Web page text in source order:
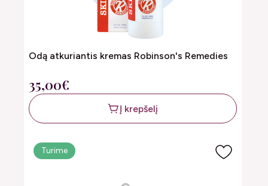
Odą atkuriantis kremas Robinson's Remedies
35,00€
Į krepšelį
Turime